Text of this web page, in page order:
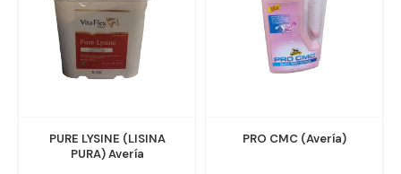
PURE LYSINE (LISINA
PURA) Avería
PRO CMC (Avería)